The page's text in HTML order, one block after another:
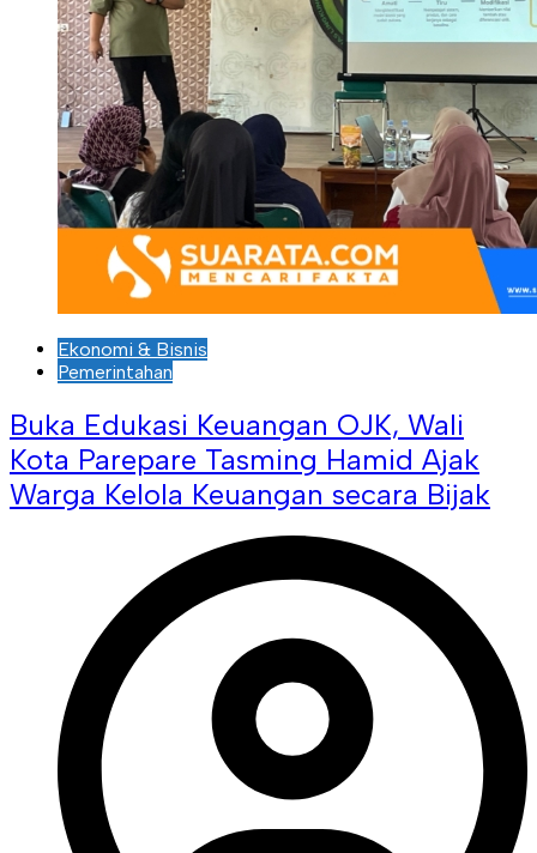
Ekonomi & Bisnis
Pemerintahan
Buka Edukasi Keuangan OJK, Wali
Kota Parepare Tasming Hamid Ajak
Warga Kelola Keuangan secara Bijak